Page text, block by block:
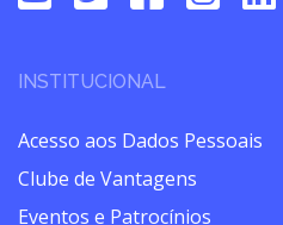
INSTITUCIONAL
Acesso aos Dados Pessoais
Clube de Vantagens
Eventos e Patrocínios